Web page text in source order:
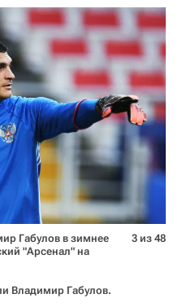
Габулов в зимнее
"Арсенал" на
Владимир Габулов.
3 из 48